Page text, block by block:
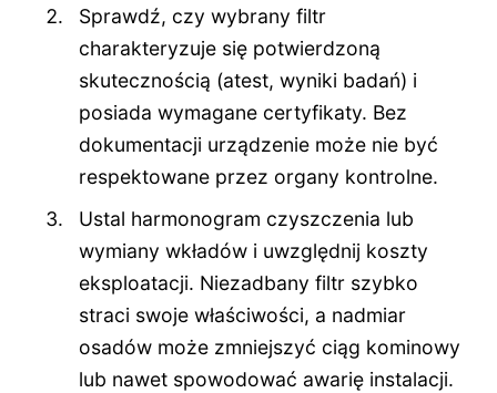
Sprawdź, czy wybrany filtr
charakteryzuje się potwierdzoną
skutecznością (atest, wyniki badań) i
posiada wymagane certyfikaty. Bez
dokumentacji urządzenie może nie być
respektowane przez organy kontrolne.
Ustal harmonogram czyszczenia lub
wymiany wkładów i uwzględnij koszty
eksploatacji. Niezadbany filtr szybko
straci swoje właściwości, a nadmiar
osadów może zmniejszyć ciąg kominowy
lub nawet spowodować awarię instalacji.